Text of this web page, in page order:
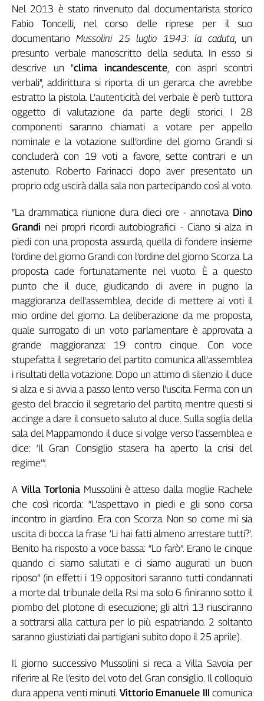
Collettiva
Play
Rubriche
Collettiva
Talk
settimana
Collettiva
Girasoli
Il
Sassolino
Linea
Economica
Tech
Easy
Inserti
Idea
Diffusa
InFlai
trasmissioni
tv
Work
in
Progress
L'Italia
nel
Lavoro
Abruzzo-
Alto
Adige
Basilicata
Calabria
Campania
Emilia-
Romagna
Friuli
Venezia
Giulia
Lombardia
Marche
Piemonte
Nel 2013 è stato rinvenuto dal documentarista storico
Fabio Toncelli, nel corso delle riprese per il suo
documentarioMussolini 25 luglio 1943: la caduta, un
presunto verbale manoscritto della seduta. In esso si
descrive un "clima incandescente, con aspri scontri
verbali", addirittura si riporta di un gerarca che avrebbe
estratto la pistola. L’autenticità del verbale è però tuttora
oggetto di valutazione da parte degli storici. I 28
componenti saranno chiamati a votare per appello
nominale e la votazione sull’ordine del giorno Grandi si
concluderà con 19 voti a favore, sette contrari e un
astenuto. Roberto Farinacci dopo aver presentato un
proprio odg uscirà dalla sala non partecipando così al voto.
“La drammatica riunione dura dieci ore - annotava Dino
Grandi nei propri ricordi autobiografici - Ciano si alza in
piedi con una proposta assurda, quella di fondere insieme
l’ordine del giorno Grandi con l’ordine del giorno Scorza. La
proposta cade fortunatamente nel vuoto. È a questo
punto che il duce, giudicando di avere in pugno la
maggioranza dell'assemblea, decide di mettere ai voti il
mio ordine del giorno. La deliberazione da me proposta,
quale surrogato di un voto parlamentare è approvata a
grande maggioranza: 19 contro cinque. Con voce
stupefatta il segretario del partito comunica all’assemblea
i risultati della votazione. Dopo un attimo di silenzio il duce
si alza e si avvia a passo lento verso l'uscita. Ferma con un
gesto del braccio il segretario del partito, mentre questi si
accinge a dare il consueto saluto al duce. Sulla soglia della
sala del Mappamondo il duce si volge verso l’assemblea e
dice: ‘Il Gran Consiglio stasera ha aperto la crisi del
regime’”.
A Villa TorloniaMussolini è atteso dalla moglie Rachele
che così ricorda: “L’aspettavo in piedi e gli sono corsa
incontro in giardino. Era con Scorza. Non so come mi sia
uscita di bocca la frase ‘Li hai fatti almeno arrestare tutti?’.
Benito ha risposto a voce bassa: “Lo farò”. Erano le cinque
quando ci siamo salutati e ci siamo augurati un buon
riposo” (in effetti i 19 oppositori saranno tutti condannati
a morte dal tribunale della Rsi ma solo 6 finiranno sotto il
piombo del plotone di esecuzione; gli altri 13 riusciranno
a sottrarsi alla cattura per lo più espatriando. 2 soltanto
saranno giustiziati dai partigiani subito dopo il 25 aprile).
Il giorno successivo Mussolini si reca a Villa Savoia per
riferire al Re l’esito del voto del Gran consiglio. Il colloquio
dura appena venti minuti. Vittorio Emanuele IIIcomunica